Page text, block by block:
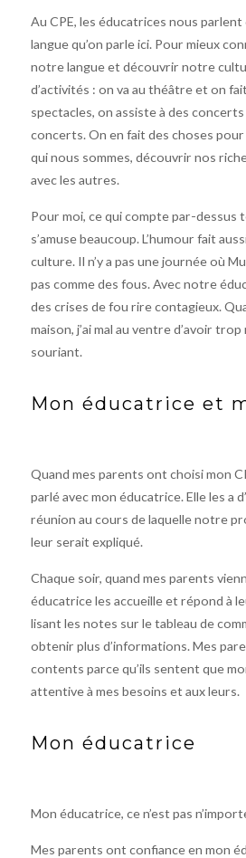
Au CPE, les éducatrices nous parlent
langue qu’on parle ici. Pour mieux
notre langue et découvrir notre
d’activités : on va au théâtre et on
spectacles, on assiste à des
concerts. On en fait des choses
qui nous sommes, découvrir nos
avec les autres.
Pour moi, ce qui compte par-dessus
s’amuse beaucoup. L’humour fait
culture. Il n’y a pas une journée où
pas comme des fous. Avec notre
des crises de fou rire contagieux.
maison, j’ai mal au ventre d’avoir trop
souriant.
Mon éducatrice et
Quand mes parents ont choisi mon
parlé avec mon éducatrice. Elle les a
réunion au cours de laquelle notre
leur serait expliqué.
Chaque soir, quand mes parents
éducatrice les accueille et répond à
lisant les notes sur le tableau de
obtenir plus d’informations. Mes
contents parce qu’ils sentent que
attentive à mes besoins et aux leurs.
Mon éducatrice
Mon éducatrice, ce n’est pas
Mes parents ont confiance en mon